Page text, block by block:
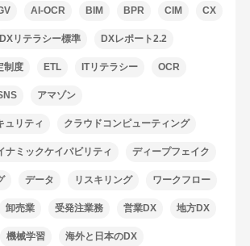
AI-OCR BIM BPR CIM CX
DXリテラシー標準 DXレポート2.2
制度 ETL ITリテラシー OCR
アマゾン
ュリティ クラウドコンピューティング
ナミックケイパビリティ ディープフェイク
データ リスキリング ワークフロー
卸売業 受発注業務 営業DX 地方DX
機械学習 海外と日本のDX